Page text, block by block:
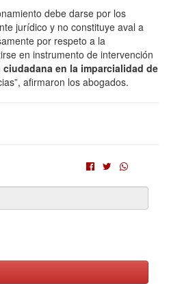
debe darse por los
jurídico y no constituye aval a
por respeto a la
en instrumento de intervención
en la imparcialidad de
afirmaron los abogados.